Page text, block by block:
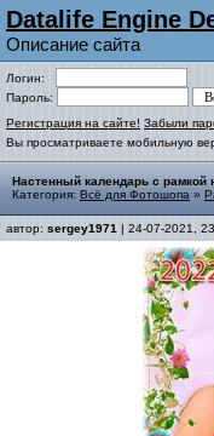
Datalife Engine
Описание сайта
Логин:
Пароль:
Регистрация на сайте! Забыли
Вы просматриваете мобильную
Настенный календарь с рамкой
Категория: Всё для Фотошопа »
автор: sergey1971 | 24-07-2021,